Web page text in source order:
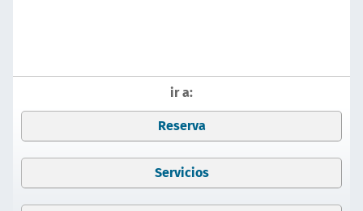
ir a:
Reserva
Servicios